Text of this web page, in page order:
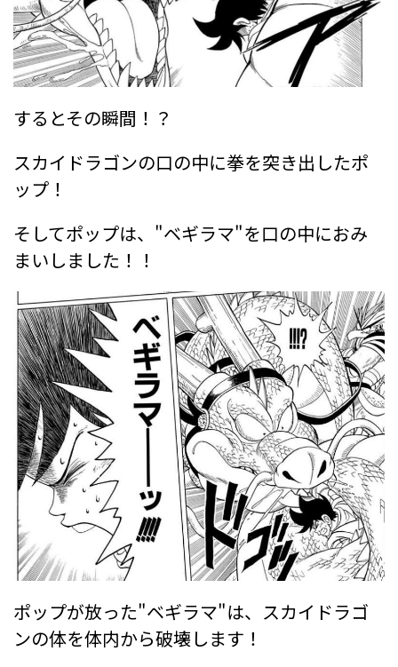
するとその瞬間！？
スカイドラゴンの口の中に拳を突き出したポ
ップ！
そしてポップは、"ベギラマ"を口の中におみ
まいしました！！
ポップが放った"ベギラマ"は、スカイドラゴ
ンの体を体内から破壊します！